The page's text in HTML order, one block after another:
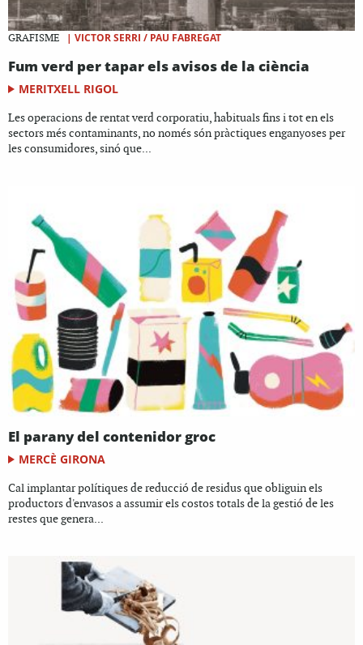
GRAFISME | VICTOR SERRI / PAU FABREGAT
Fum verd per tapar els avisos de la ciència
MERITXELL RIGOL
Les operacions de rentat verd corporatiu, habituals fins i tot en els
sectors més contaminants, no només són pràctiques enganyoses per
les consumidores, sinó que...
El parany del contenidor groc
MERCÈ GIRONA
Cal implantar polítiques de reducció de residus que obliguin els
productors d'envasos a assumir els costos totals de la gestió de les
restes que genera...